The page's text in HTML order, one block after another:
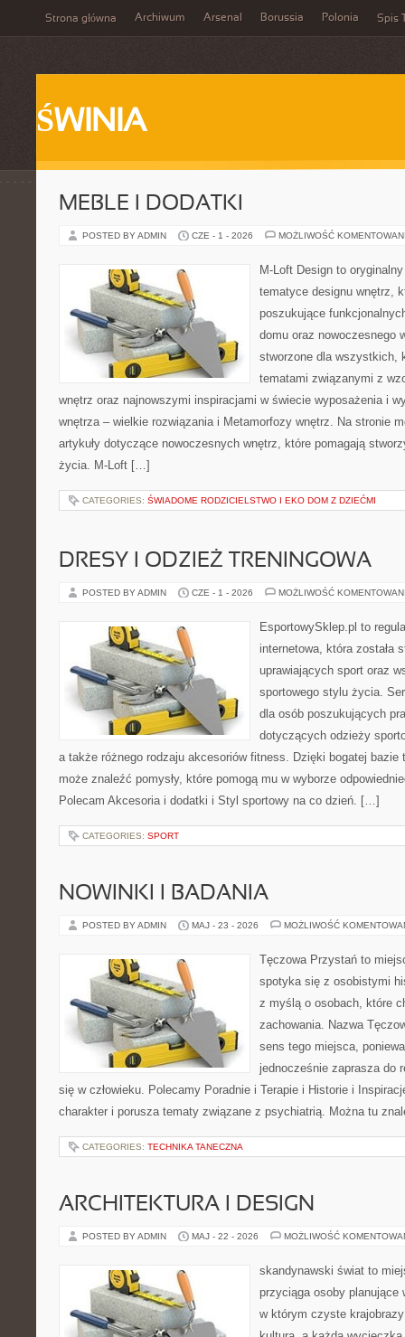
Strona główna Archiwum Arsenal Borussia Polonia Spis
ŚWINIA
MEBLE I DODATKI
POSTED BY ADMIN CZE - 1 - 2026 MOŻLIWOŚĆ
M-Loft Design to
tematyce designu wnętrz,
poszukujące
domu oraz nowoczesnego
stworzone dla wszystkich,
tematami związanymi z
wnętrz oraz najnowszymi inspiracjami w świecie wyposażenia i
wnętrza – wielkie rozwiązania i Metamorfozy wnętrz. Na stronie
artykuły dotyczące nowoczesnych wnętrz, które pomagają
życia. M-Loft […]
CATEGORIES: ŚWIADOME RODZICIELSTWO I EKO DOM Z DZIEĆMI
DRESY I ODZIEŻ TRENINGOWA
POSTED BY ADMIN CZE - 1 - 2026 MOŻLIWOŚĆ
EsportowySklep.pl to
internetowa, która została
uprawiających sport oraz
sportowego stylu życia.
dla osób poszukujących
dotyczących odzieży
a także różnego rodzaju akcesoriów fitness. Dzięki bogatej
może znaleźć pomysły, które pomogą mu w wyborze
Polecam Akcesoria i dodatki i Styl sportowy na co dzień. […]
CATEGORIES: SPORT
NOWINKI I BADANIA
POSTED BY ADMIN MAJ - 23 - 2026 MOŻLIWOŚĆ
Tęczowa Przystań to
spotyka się z osobistymi
z myślą o osobach, które
zachowania. Nazwa
sens tego miejsca,
jednocześnie zaprasza do
się w człowieku. Polecamy Poradnie i Terapie i Historie i
charakter i porusza tematy związane z psychiatrią. Można tu
CATEGORIES: TECHNIKA TANECZNA
ARCHITEKTURA I DESIGN
POSTED BY ADMIN MAJ - 22 - 2026 MOŻLIWOŚĆ
skandynawski świat to
przyciąga osoby planujące
w którym czyste